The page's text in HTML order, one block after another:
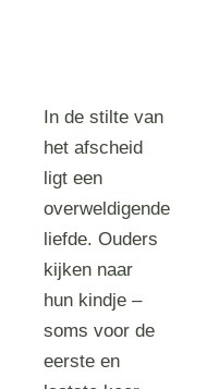
In de stilte van
het afscheid
ligt een
overweldigende
liefde. Ouders
kijken naar
hun kindje –
soms voor de
eerste en